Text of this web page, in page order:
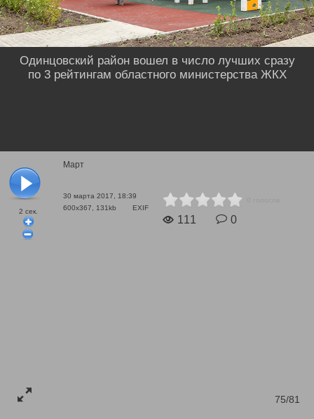
2 сек.
Март
30 марта 2017, 18:39
600x367, 131kb
EXIF
111 0
75/81
Одинцовский район вошел в число лучших сразу
по 3 рейтингам областного министерства ЖКХ